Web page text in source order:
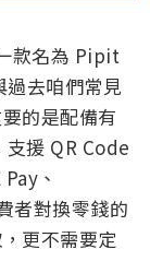
款名為 Pipit
過去咱們常見
的是配備有
援 QR Code
、
者對換零錢的
更不需要定